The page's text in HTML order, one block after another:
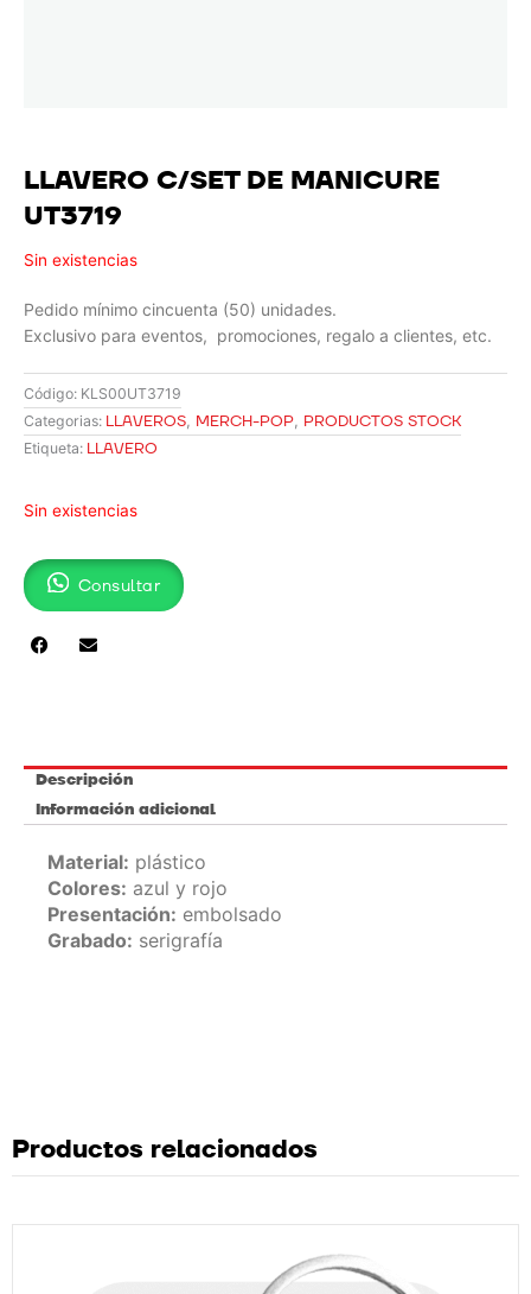
LLAVERO C/SET DE MANICURE
UT3719
Sin existencias
Pedido mínimo cincuenta (50) unidades.
Exclusivo para eventos, promociones, regalo a clientes, etc.
Código: KLS00UT3719
Categorias: LLAVEROS, MERCH-POP, PRODUCTOS STOCK
Etiqueta: LLAVERO
Sin existencias
Consultar
Descripción
Información adicional
Material: plástico
Colores: azul y rojo
Presentación: embolsado
Grabado: serigrafía
Productos relacionados